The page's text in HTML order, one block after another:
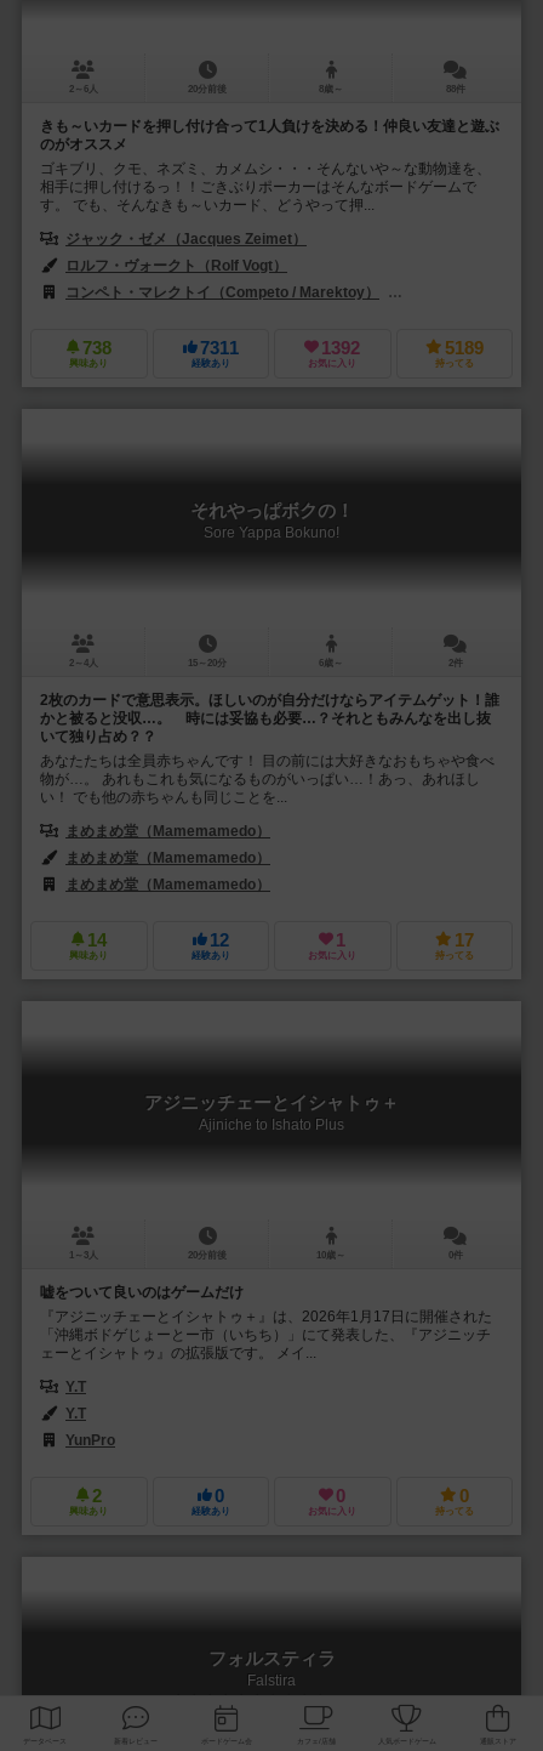
2～6人 20分前後 8歳～ 88件
きも～いカードを押し付け合って1人負けを決める！仲良い友達と遊ぶ
のがオススメ
ゴキブリ、クモ、ネズミ、カメムシ・・・そんないや～な動物達を、
相手に押し付けるっ！！ごきぶりポーカーはそんなボードゲームで
す。 でも、そんなきも～いカード、どうやって押...
ジャック・ゼメ（Jacques Zeimet）
ロルフ・ヴォークト（Rolf Vogt）
コンペト・マレクトイ（Competo / Marektoy）
738
興味あり
7311
経験あり
1392
お気に入り
5189
持ってる
それやっぱボクの！
Sore Yappa Bokuno!
2～4人 15～20分 6歳～ 2件
2枚のカードで意思表示。ほしいのが自分だけならアイテムゲット！誰
かと被ると没収…。 時には妥協も必要…？それともみんなを出し抜
いて独り占め？？
あなたたちは全員赤ちゃんです！ 目の前には大好きなおもちゃや食べ
物が…。 あれもこれも気になるものがいっぱい…！あっ、あれほし
い！ でも他の赤ちゃんも同じことを...
まめまめ堂（Mamemamedo）
まめまめ堂（Mamemamedo）
まめまめ堂（Mamemamedo）
14
興味あり
12
経験あり
1
お気に入り
17
持ってる
アジニッチェーとイシャトゥ＋
Ajiniche to Ishato Plus
1～3人 20分前後 10歳～ 0件
嘘をついて良いのはゲームだけ
『アジニッチェーとイシャトゥ＋』は、2026年1月17日に開催された
「沖縄ボドゲじょーとー市（いちち）」にて発表した、『アジニッチ
ェーとイシャトゥ』の拡張版です。 メイ...
Y.T
Y.T
YunPro
2
興味あり
0
経験あり
0
お気に入り
0
持ってる
フォルスティラ
Falstira